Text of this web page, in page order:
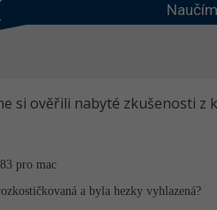
si ověřili nabyté zkušenosti z
pro mac
a byla hezky vyhlazená?